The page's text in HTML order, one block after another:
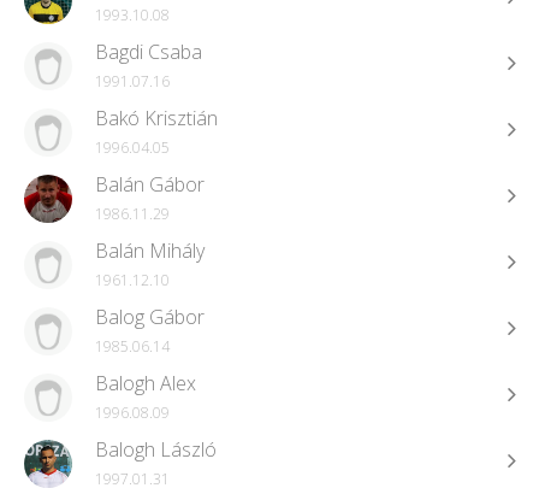
1993.10.08
Bagdi Csaba
1991.07.16
Bakó Krisztián
1996.04.05
Balán Gábor
1986.11.29
Balán Mihály
1961.12.10
Balog Gábor
1985.06.14
Balogh Alex
1996.08.09
Balogh László
1997.01.31